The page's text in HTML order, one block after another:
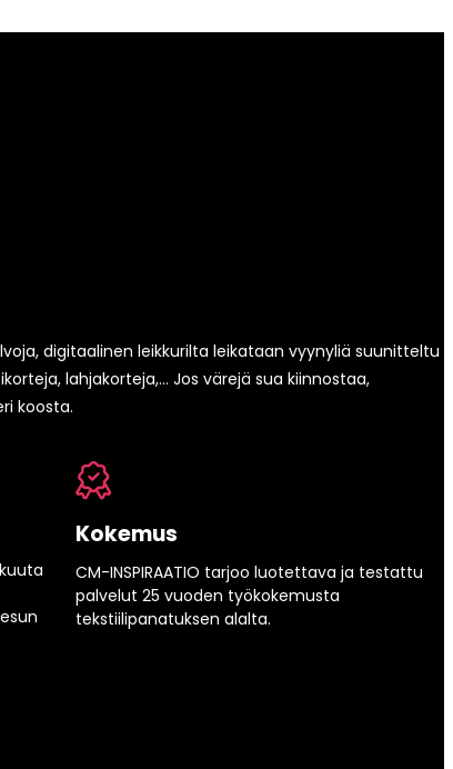
digitaalinen leikkurilta leikataan vyynyliä suunitteltu
lahjakorteja,… Jos värejä sua kiinnostaa,
koosta.
Kokemus
CM-INSPIRAATIO tarjoo luotettava ja testattu
palvelut 25 vuoden työkokemusta
tekstiilipanatuksen alalta.